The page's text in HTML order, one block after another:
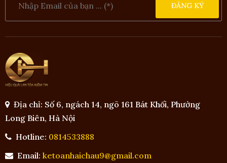
ĐĂNG KÝ
Địa chỉ: Số 6, ngách 14, ngõ 161 Bát Khối, Phường
Long Biên, Hà Nội
Hotline: 0814533888
Email: ketoanhaichau9@gmail.com